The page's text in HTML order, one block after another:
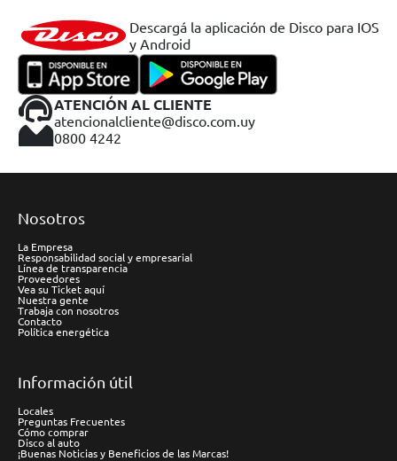
Descargá la aplicación de Disco para IOS
y Android
ATENCIÓN AL CLIENTE
atencionalcliente@disco.com.uy
0800 4242
Nosotros
La Empresa
Responsabilidad social y empresarial
Línea de transparencia
Proveedores
Vea su Ticket aquí
Nuestra gente
Trabaja con nosotros
Contacto
Política energética
Información útil
Locales
Preguntas Frecuentes
Cómo comprar
Disco al auto
¡Buenas Noticias y Beneficios de las Marcas!